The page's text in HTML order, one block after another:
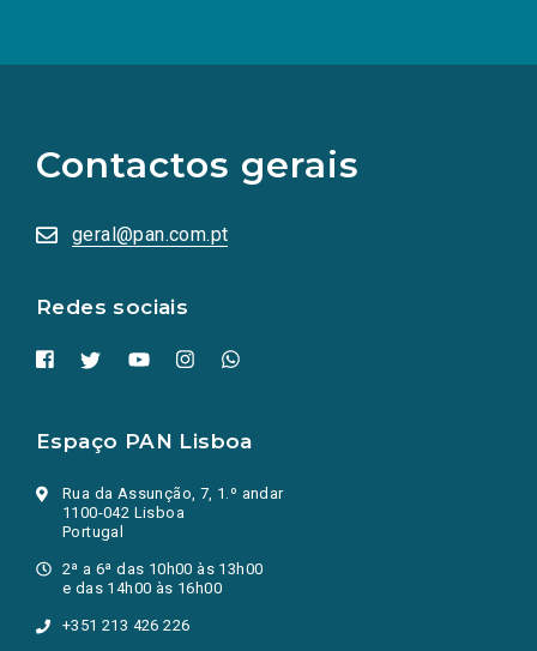
Contactos gerais
geral@pan.com.pt
Redes sociais
redes
sociais
numa
nova
Espaço PAN Lisboa
Rua da Assunção, 7, 1.º andar
1100-042 Lisboa
Portugal
2ª a 6ª das 10h00 às 13h00
e das 14h00 às 16h00
+351 213 426 226